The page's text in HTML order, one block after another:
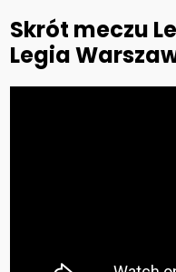
Skrót meczu
Legia